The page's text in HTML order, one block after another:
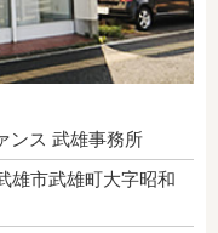
ンス 武雄事務所
雄市武雄町大字昭和